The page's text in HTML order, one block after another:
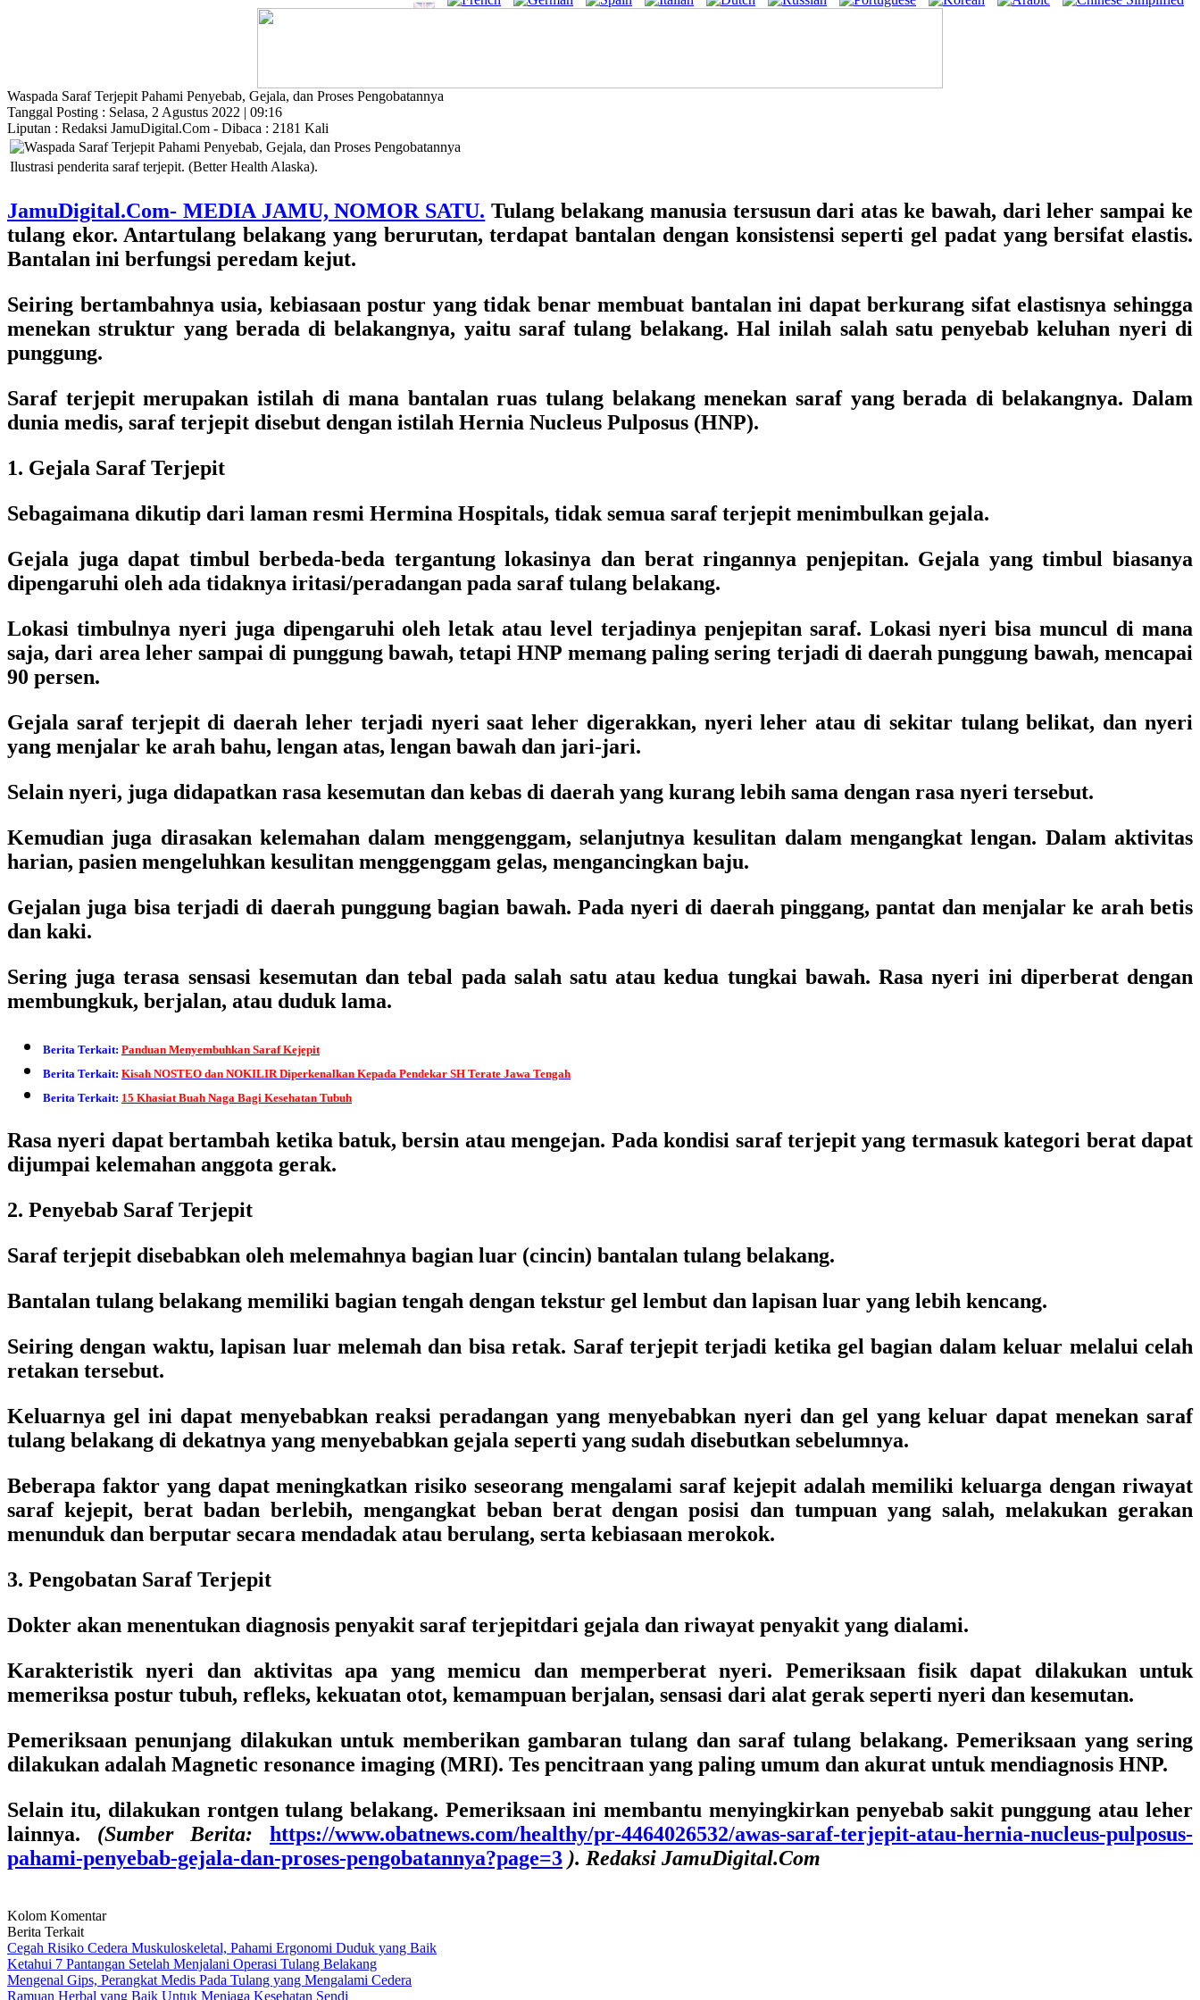
Waspada Saraf Terjepit Pahami Penyebab, Gejala, dan Proses Pengobatannya
Tanggal Posting : Selasa, 2 Agustus 2022 | 09:16
Liputan : Redaksi JamuDigital.Com - Dibaca : 2181 Kali
Ilustrasi penderita saraf terjepit. (Better Health Alaska).
JamuDigital.Com- MEDIA JAMU, NOMOR SATU. Tulang belakang manusia tersusun dari atas ke bawah, dari leher sampai ke
tulang ekor. Antartulang belakang yang berurutan, terdapat bantalan dengan konsistensi seperti gel padat yang bersifat elastis.
Bantalan ini berfungsi peredam kejut.
Seiring bertambahnya usia, kebiasaan postur yang tidak benar membuat bantalan ini dapat berkurang sifat elastisnya sehingga
menekan struktur yang berada di belakangnya, yaitu saraf tulang belakang. Hal inilah salah satu penyebab keluhan nyeri di
punggung.
Saraf terjepit merupakan istilah di mana bantalan ruas tulang belakang menekan saraf yang berada di belakangnya. Dalam
dunia medis, saraf terjepit disebut dengan istilah Hernia Nucleus Pulposus (HNP).
1. Gejala Saraf Terjepit
Sebagaimana dikutip dari laman resmi Hermina Hospitals, tidak semua saraf terjepit menimbulkan gejala.
Gejala juga dapat timbul berbeda-beda tergantung lokasinya dan berat ringannya penjepitan. Gejala yang timbul biasanya
dipengaruhi oleh ada tidaknya iritasi/peradangan pada saraf tulang belakang.
Lokasi timbulnya nyeri juga dipengaruhi oleh letak atau level terjadinya penjepitan saraf. Lokasi nyeri bisa muncul di mana
saja, dari area leher sampai di punggung bawah, tetapi HNP memang paling sering terjadi di daerah punggung bawah, mencapai
90 persen.
Gejala saraf terjepit di daerah leher terjadi nyeri saat leher digerakkan, nyeri leher atau di sekitar tulang belikat, dan nyeri
yang menjalar ke arah bahu, lengan atas, lengan bawah dan jari-jari.
Selain nyeri, juga didapatkan rasa kesemutan dan kebas di daerah yang kurang lebih sama dengan rasa nyeri tersebut.
Kemudian juga dirasakan kelemahan dalam menggenggam, selanjutnya kesulitan dalam mengangkat lengan. Dalam aktivitas
harian, pasien mengeluhkan kesulitan menggenggam gelas, mengancingkan baju.
Gejalan juga bisa terjadi di daerah punggung bagian bawah. Pada nyeri di daerah pinggang, pantat dan menjalar ke arah betis
dan kaki.
Sering juga terasa sensasi kesemutan dan tebal pada salah satu atau kedua tungkai bawah. Rasa nyeri ini diperberat dengan
membungkuk, berjalan, atau duduk lama.
Berita Terkait: Panduan Menyembuhkan Saraf Kejepit
Berita Terkait: Kisah NOSTEO dan NOKILIR Diperkenalkan Kepada Pendekar SH Terate Jawa Tengah
Berita Terkait: 15 Khasiat Buah Naga Bagi Kesehatan Tubuh
Rasa nyeri dapat bertambah ketika batuk, bersin atau mengejan. Pada kondisi saraf terjepit yang termasuk kategori berat dapat
dijumpai kelemahan anggota gerak.
2. Penyebab Saraf Terjepit
Saraf terjepit disebabkan oleh melemahnya bagian luar (cincin) bantalan tulang belakang.
Bantalan tulang belakang memiliki bagian tengah dengan tekstur gel lembut dan lapisan luar yang lebih kencang.
Seiring dengan waktu, lapisan luar melemah dan bisa retak. Saraf terjepit terjadi ketika gel bagian dalam keluar melalui celah
retakan tersebut.
Keluarnya gel ini dapat menyebabkan reaksi peradangan yang menyebabkan nyeri dan gel yang keluar dapat menekan saraf
tulang belakang di dekatnya yang menyebabkan gejala seperti yang sudah disebutkan sebelumnya.
Beberapa faktor yang dapat meningkatkan risiko seseorang mengalami saraf kejepit adalah memiliki keluarga dengan riwayat
saraf kejepit, berat badan berlebih, mengangkat beban berat dengan posisi dan tumpuan yang salah, melakukan gerakan
menunduk dan berputar secara mendadak atau berulang, serta kebiasaan merokok.
3. Pengobatan Saraf Terjepit
Dokter akan menentukan diagnosis penyakit saraf terjepitdari gejala dan riwayat penyakit yang dialami.
Karakteristik nyeri dan aktivitas apa yang memicu dan memperberat nyeri. Pemeriksaan fisik dapat dilakukan untuk
memeriksa postur tubuh, refleks, kekuatan otot, kemampuan berjalan, sensasi dari alat gerak seperti nyeri dan kesemutan.
Pemeriksaan penunjang dilakukan untuk memberikan gambaran tulang dan saraf tulang belakang. Pemeriksaan yang sering
dilakukan adalah Magnetic resonance imaging (MRI). Tes pencitraan yang paling umum dan akurat untuk mendiagnosis HNP.
Selain itu, dilakukan rontgen tulang belakang. Pemeriksaan ini membantu menyingkirkan penyebab sakit punggung atau leher
lainnya. (Sumber Berita:
https://www.obatnews.com/healthy/pr-4464026532/awas-saraf-terjepit-atau-hernia-nucleus-pulposus-
pahami-penyebab-gejala-dan-proses-pengobatannya?page=3 ). Redaksi JamuDigital.Com
Kolom Komentar
Berita Terkait
Cegah Risiko Cedera Muskuloskeletal, Pahami Ergonomi Duduk yang Baik
Ketahui 7 Pantangan Setelah Menjalani Operasi Tulang Belakang
Mengenal Gips, Perangkat Medis Pada Tulang yang Mengalami Cedera
Ramuan Herbal yang Baik Untuk Menjaga Kesehatan Sendi